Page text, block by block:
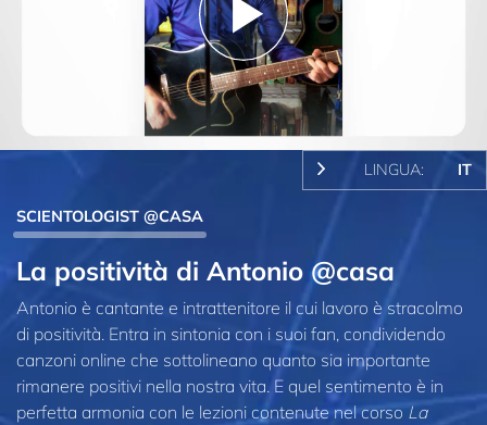
Play
Video
LINGUA: IT
SCIENTOLOGIST @CASA
La positività di Antonio @casa
Antonio è cantante e intrattenitore il cui lavoro è stracolmo
di positività. Entra in sintonia con i suoi fan, condividendo
canzoni online che sottolineano quanto sia importante
rimanere positivi nella nostra vita. E quel sentimento è in
perfetta armonia con le lezioni contenute nel corsoLa